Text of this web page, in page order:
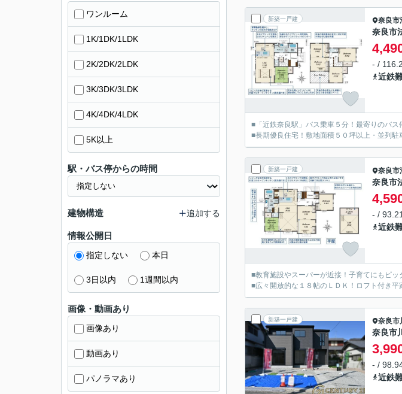
新築一戸建 奈良市
奈良市
- /
近鉄
■「近鉄奈良駅」バス乗車５分！最寄りのバス
■長期優良住宅！敷地面積５０坪以上・並列駐
新築一戸建 奈良市
奈良市
- /
近鉄
■教育施設やスーパーが近接！子育てにもピッ
■広々開放的な１８帖のＬＤＫ！ロフト付き平
新築一戸建 奈良市
奈良市
- /
近鉄
ワンルーム
1K/1DK/1LDK
2K/2DK/2LDK
3K/3DK/3LDK
4K/4DK/4LDK
5K以上
駅・バス停からの時間
建物構造 追加する
情報公開日
指定しない 本日
3日以内 1週間以内
画像・動画あり
画像あり
動画あり
パノラマあり